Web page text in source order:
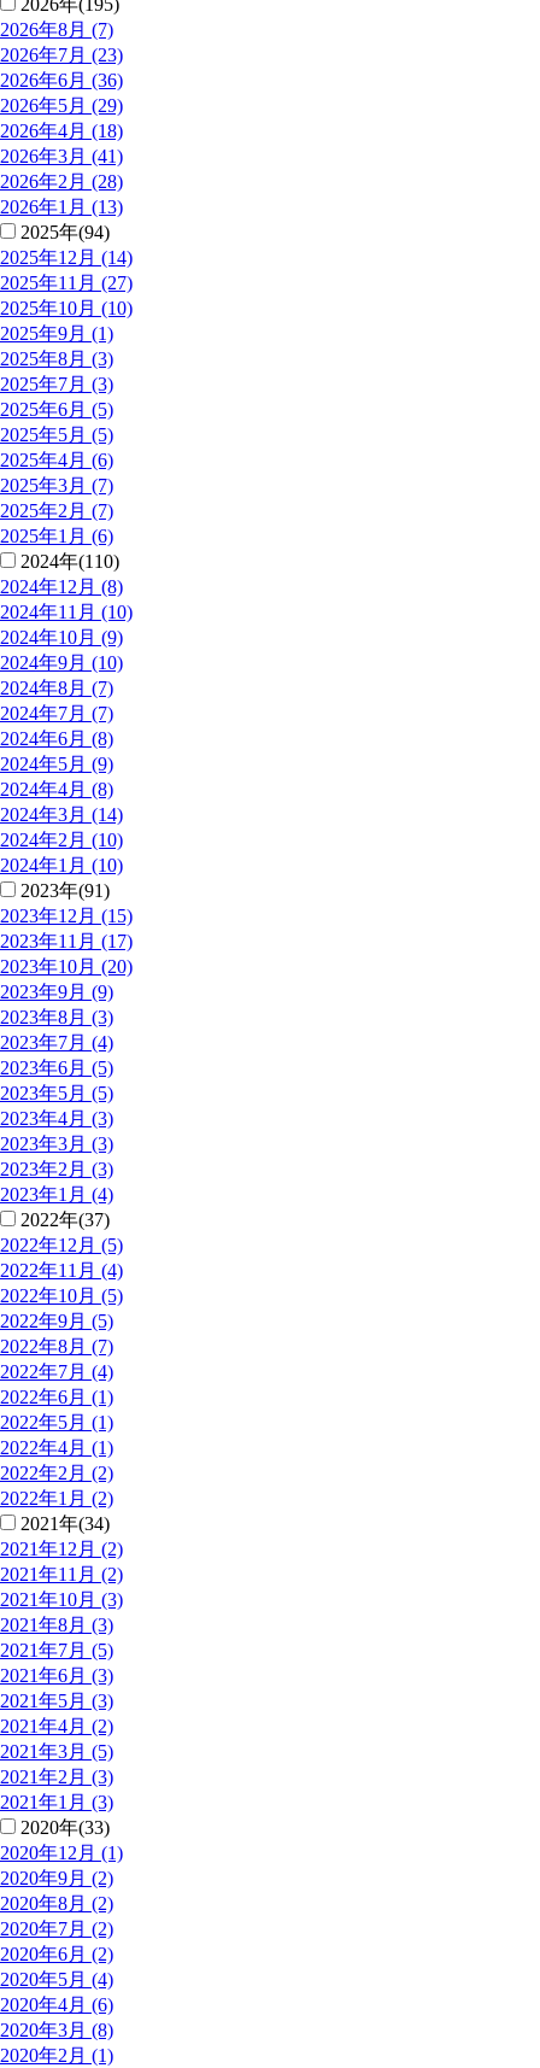
2026年(195)
2026年8月 (7)
2026年7月 (23)
2026年6月 (36)
2026年5月 (29)
2026年4月 (18)
2026年3月 (41)
2026年2月 (28)
2026年1月 (13)
2025年(94)
2025年12月 (14)
2025年11月 (27)
2025年10月 (10)
2025年9月 (1)
2025年8月 (3)
2025年7月 (3)
2025年6月 (5)
2025年5月 (5)
2025年4月 (6)
2025年3月 (7)
2025年2月 (7)
2025年1月 (6)
2024年(110)
2024年12月 (8)
2024年11月 (10)
2024年10月 (9)
2024年9月 (10)
2024年8月 (7)
2024年7月 (7)
2024年6月 (8)
2024年5月 (9)
2024年4月 (8)
2024年3月 (14)
2024年2月 (10)
2024年1月 (10)
2023年(91)
2023年12月 (15)
2023年11月 (17)
2023年10月 (20)
2023年9月 (9)
2023年8月 (3)
2023年7月 (4)
2023年6月 (5)
2023年5月 (5)
2023年4月 (3)
2023年3月 (3)
2023年2月 (3)
2023年1月 (4)
2022年(37)
2022年12月 (5)
2022年11月 (4)
2022年10月 (5)
2022年9月 (5)
2022年8月 (7)
2022年7月 (4)
2022年6月 (1)
2022年5月 (1)
2022年4月 (1)
2022年2月 (2)
2022年1月 (2)
2021年(34)
2021年12月 (2)
2021年11月 (2)
2021年10月 (3)
2021年8月 (3)
2021年7月 (5)
2021年6月 (3)
2021年5月 (3)
2021年4月 (2)
2021年3月 (5)
2021年2月 (3)
2021年1月 (3)
2020年(33)
2020年12月 (1)
2020年9月 (2)
2020年8月 (2)
2020年7月 (2)
2020年6月 (2)
2020年5月 (4)
2020年4月 (6)
2020年3月 (8)
2020年2月 (1)